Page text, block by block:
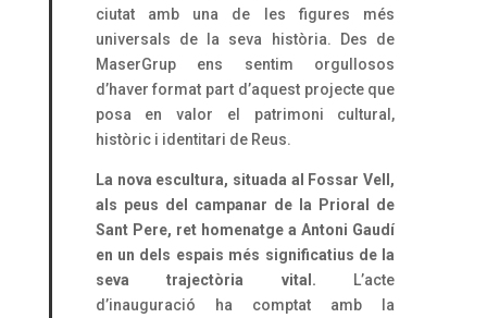
ciutat amb una de les figures més
universals de la seva història. Des de
MaserGrup ens sentim orgullosos
d’haver format part d’aquest projecte que
posa en valor el patrimoni cultural,
històric i identitari de Reus.
La nova escultura, situada al Fossar Vell,
als peus del campanar de la Prioral de
Sant Pere, ret homenatge a Antoni Gaudí
en un dels espais més significatius de la
seva trajectòria vital. L’acte
d’inauguració ha comptat amb la